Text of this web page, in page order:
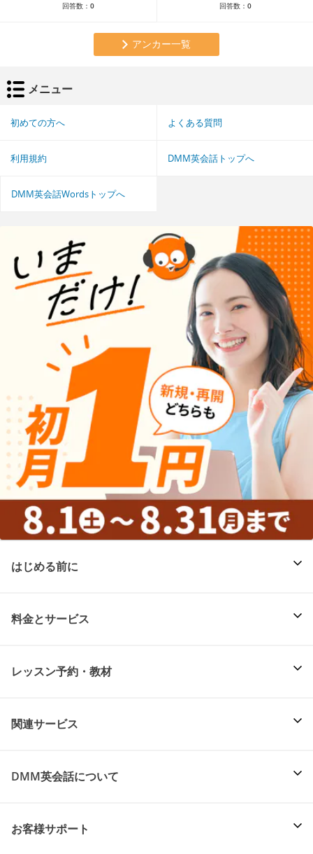
回答数： 0 回答数： 0
アンカー一覧
メニュー
初めての方へ よくある質問
利用規約 DMM英会話トップへ
DMM英会話Wordsトップへ
はじめる前に
料金とサービス
レッスン予約・教材
関連サービス
DMM英会話について
お客様サポート